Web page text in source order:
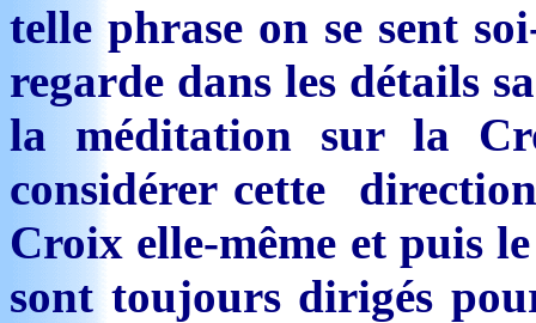
telle phrase on se sent
regarde dans les détails
la méditation sur la
considérer cette
Croix elle-même et puis
sont toujours dirigés